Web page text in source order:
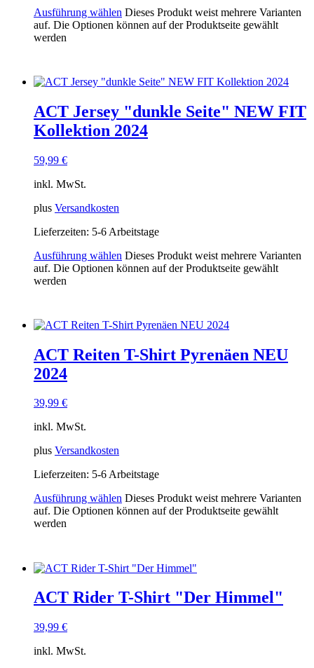
Ausführung wählen Dieses Produkt weist mehrere Varianten
auf. Die Optionen können auf der Produktseite gewählt
werden
ACT Jersey "dunkle Seite" NEW FIT
Kollektion 2024
59,99 €
inkl. MwSt.
plus Versandkosten
Lieferzeiten: 5-6 Arbeitstage
Ausführung wählen Dieses Produkt weist mehrere Varianten
auf. Die Optionen können auf der Produktseite gewählt
werden
ACT Reiten T-Shirt Pyrenäen NEU
2024
39,99 €
inkl. MwSt.
plus Versandkosten
Lieferzeiten: 5-6 Arbeitstage
Ausführung wählen Dieses Produkt weist mehrere Varianten
auf. Die Optionen können auf der Produktseite gewählt
werden
ACT Rider T-Shirt "Der Himmel"
39,99 €
inkl. MwSt.